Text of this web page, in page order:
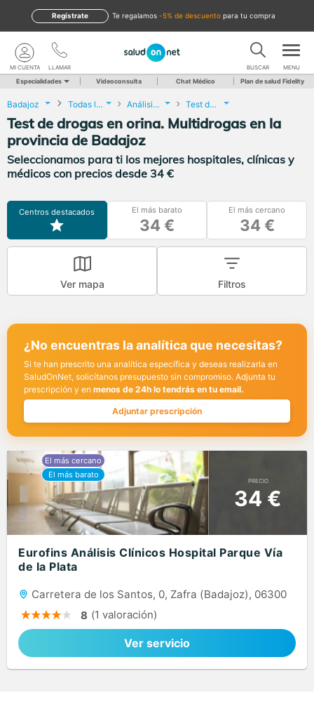
te regalamos -5% de descuento para tu compra
Regístrate
LLAMAR
MI CUENTA BUSCAR MENU
Especialidades Videoconsulta Chat Médico Plan de salud Fidelity
Badajoz Todas las localidades Análisis Clínicos Test de drogas en orina. Multidrogas
Test de drogas en orina. Multidrogas en la
provincia de Badajoz
Seleccionamos para ti los mejores hospitales, clínicas y
médicos con precios desde 34 €
Centros destacados El más barato
34 €
El más cercano
34 €
Ver mapa Filtros
¿No encuentras la analítica que necesitas?
Si te han prescrito una analítica específica y deseas realizarla en
SaludOnNet, solicítanos presupuesto sin compromiso. Adjunta tu
prescripción y en menos de 24h lo tendrás en tu email.
Adjuntar prescripción
PRECIO
34 €
Eurofins Análisis Clínicos Hospital Parque Vía
de la Plata
Carretera de los Santos, 0, Zafra (Badajoz), 06300
8 (1 valoración)
Ver servicio